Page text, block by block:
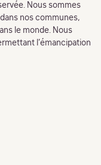
Nous sommes
nos communes,
le monde. Nous
l’émancipation